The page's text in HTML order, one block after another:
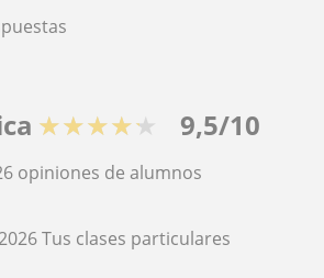
★★★★★ 9,5/10
opiniones de alumnos
Tus clases particulares